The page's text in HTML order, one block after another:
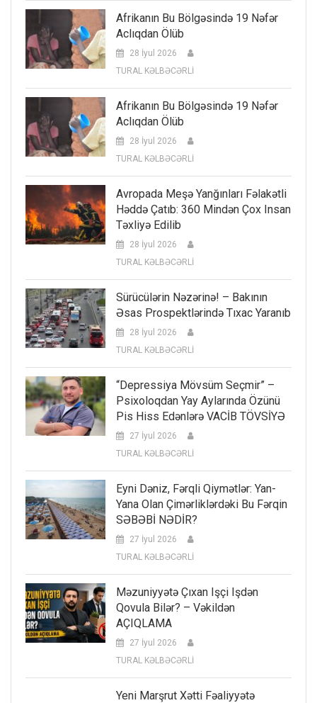
Afrikanın Bu Bölgəsində 19 Nəfər
Aclıqdan Ölüb
28 İyul 2026
TURAL KƏLBƏCƏRLİ
Afrikanın Bu Bölgəsində 19 Nəfər
Aclıqdan Ölüb
28 İyul 2026
TURAL KƏLBƏCƏRLİ
Avropada Meşə Yanğınları Fəlakətli
Həddə Çatıb: 360 Mindən Çox Insan
Təxliyə Edilib
28 İyul 2026
TURAL KƏLBƏCƏRLİ
Sürücülərin Nəzərinə! – Bakının
Əsas Prospektlərində Tıxac Yaranıb
28 İyul 2026
TURAL KƏLBƏCƏRLİ
“Depressiya Mövsüm Seçmir” –
Psixoloqdan Yay Aylarında Özünü
Pis Hiss Edənlərə VACİB TÖVSİYƏ
27 İyul 2026
TURAL KƏLBƏCƏRLİ
Eyni Dəniz, Fərqli Qiymətlər: Yan-
Yana Olan Çimərliklərdəki Bu Fərqin
SƏBƏBİ NƏDİR?
27 İyul 2026
TURAL KƏLBƏCƏRLİ
Məzuniyyətə Çıxan Işçi Işdən
Qovula Bilər? – Vəkildən
AÇIQLAMA
27 İyul 2026
TURAL KƏLBƏCƏRLİ
Yeni Marşrut Xətti Fəaliyyətə